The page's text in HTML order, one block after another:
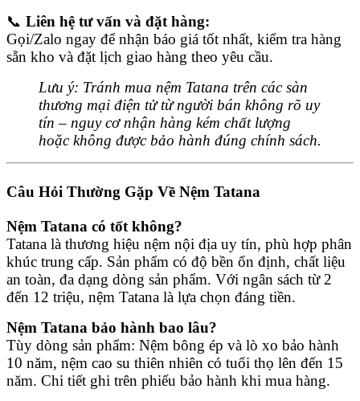
📞 Liên hệ tư vấn và đặt hàng:
Gọi/Zalo ngay để nhận báo giá tốt nhất, kiểm tra hàng
sẵn kho và đặt lịch giao hàng theo yêu cầu.
Lưu ý: Tránh mua nệm Tatana trên các sàn
thương mại điện tử từ người bán không rõ uy
tín – nguy cơ nhận hàng kém chất lượng
hoặc không được bảo hành đúng chính sách.
Câu Hỏi Thường Gặp Về Nệm Tatana
Nệm Tatana có tốt không?
Tatana là thương hiệu nệm nội địa uy tín, phù hợp phân
khúc trung cấp. Sản phẩm có độ bền ổn định, chất liệu
an toàn, đa dạng dòng sản phẩm. Với ngân sách từ 2
đến 12 triệu, nệm Tatana là lựa chọn đáng tiền.
Nệm Tatana bảo hành bao lâu?
Tùy dòng sản phẩm: Nệm bông ép và lò xo bảo hành
10 năm, nệm cao su thiên nhiên có tuổi thọ lên đến 15
năm. Chi tiết ghi trên phiếu bảo hành khi mua hàng.